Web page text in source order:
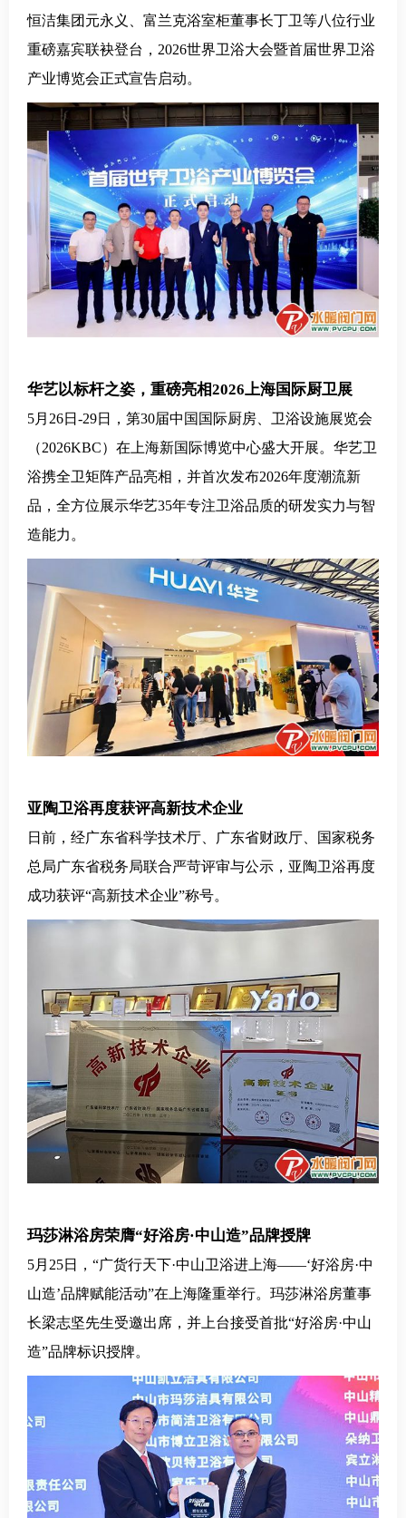
恒洁集团元永义、富兰克浴室柜董事长丁卫等八位行业
重磅嘉宾联袂登台， 2026世界卫浴大会暨首届世界卫浴
产业博览会正式宣告启动。
华艺以标杆之姿，重磅亮相2026上海国际厨卫展
5月26日-29日，第30届中国国际厨房、卫浴设施展览会
（2026KBC）在上海新国际博览中心盛大开展。华艺卫
浴携全卫矩阵产品亮相 ，并首次发布2026年度潮流新
品，全方位展示华艺35年专注卫浴品质的研发实力与智
造能力。
亚陶卫浴再度获评高新技术企业
日前，经广东省科学技术厅、广东省财政厅、国家税务
总局广东省税务局联合严苛评审与公示，亚陶卫浴再度
成功获评“高新技术企业”称号。
玛莎淋浴房荣膺“好浴房·中山造”品牌授牌
5月25日，“广货行天下·中山卫浴进上海——‘好浴房·中
山造’品牌赋能活动”在上海隆重举行。玛莎淋浴房董事
长梁志坚先生受邀出席，并上台接受首批“好浴房·中山
造”品牌标识授牌。